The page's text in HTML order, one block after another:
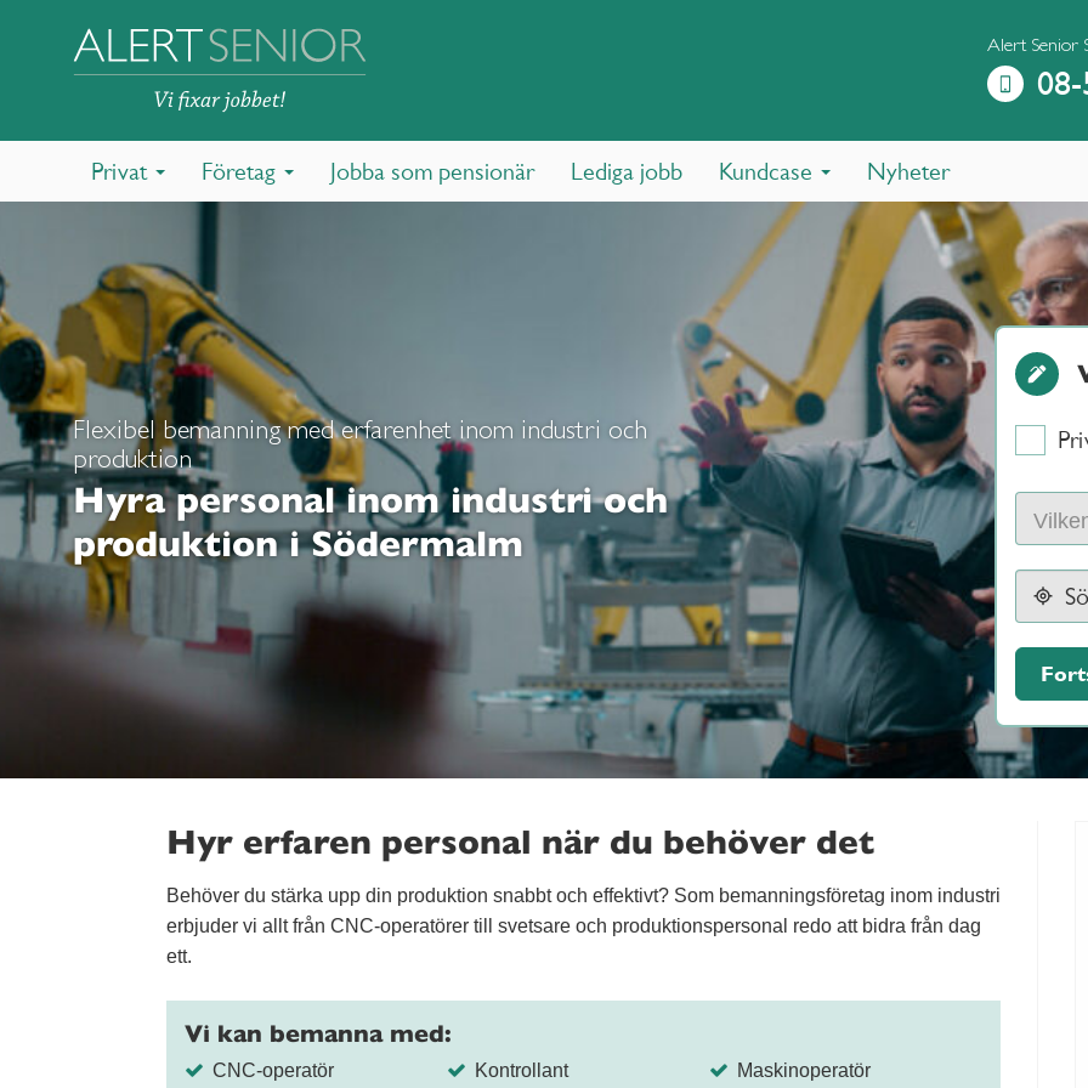
Alert Senior
Privat Företag Jobba som pensionär Lediga jobb Kundcase Nyheter
Flexibel bemanning med erfarenhet inom industri och
produktion
Hyra personal inom industri och
produktion i Södermalm
Hyr erfaren personal när du behöver det
Behöver du stärka upp din produktion snabbt och effektivt? Som bemanningsföretag inom industri
erbjuder vi allt från CNC-operatörer till svetsare och produktionspersonal redo att bidra från dag
ett.
Vi kan bemanna med:
CNC-operatör Kontrollant Maskinoperatör